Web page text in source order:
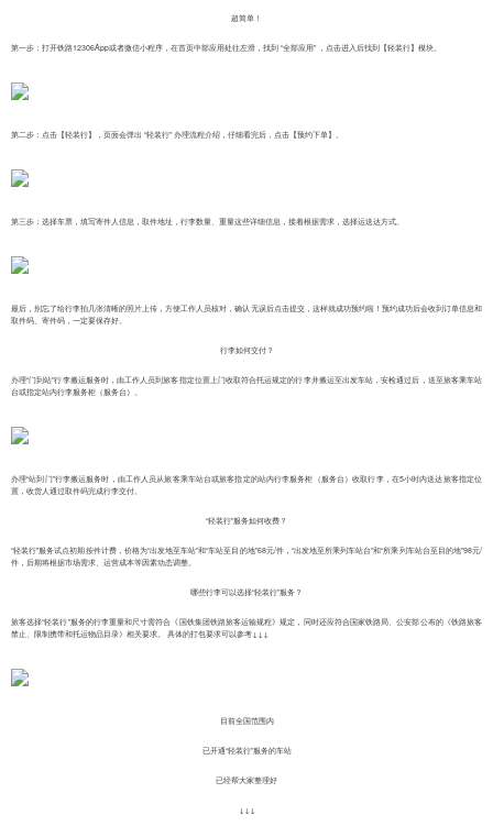
超简单！
第一步：打开铁路12306App或者微信小程序，在首页中部应用处往左滑，找到 “全部应用” ，点击进入后找到【轻装行】模块。
第二步：点击【轻装行】，页面会弹出 “轻装行” 办理流程介绍，仔细看完后，点击【预约下单】。
第三步：选择车票，填写寄件人信息，取件地址，行李数量、重量这些详细信息，接着根据需求，选择运送达方式。
最后，别忘了给行李拍几张清晰的照片上传，方便工作人员核对，确认无误后点击提交，这样就成功预约啦！预约成功后会收到订单信息和
取件码、寄件码，一定要保存好。
行李如何交付？
办理“门到站”行李搬运服务时，由工作人员到旅客指定位置上门收取符合托运规定的行李并搬运至出发车站，安检通过后，送至旅客乘车站
台或指定站内行李服务柜（服务台）。
办理“站到门”行李搬运服务时，由工作人员从旅客乘车站台或旅客指定的站内行李服务柜（服务台）收取行李，在5小时内送达旅客指定位
置，收货人通过取件码完成行李交付。
“轻装行”服务如何收费？
“轻装行”服务试点初期按件计费，价格为“出发地至车站”和“车站至目的地”68元/件，“出发地至所乘列车站台”和“所乘列车站台至目的地”98元/
件，后期将根据市场需求、运营成本等因素动态调整。
哪些行李可以选择“轻装行”服务？
旅客选择“轻装行”服务的行李重量和尺寸需符合《国铁集团铁路旅客运输规程》规定，同时还应符合国家铁路局、公安部公布的《铁路旅客
禁止、限制携带和托运物品目录》相关要求。 具体的打包要求可以参考↓↓↓
目前全国范围内
已开通“轻装行”服务的车站
已经帮大家整理好
↓↓↓